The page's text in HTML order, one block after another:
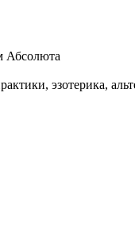
Абсолюта
эзотерика,